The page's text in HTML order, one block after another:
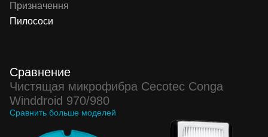
Призначення
Пилососи
Сравнение
Чистящая микрофибра Cecotec Conga
Winddroid 970/980
Сравнить больше моделей